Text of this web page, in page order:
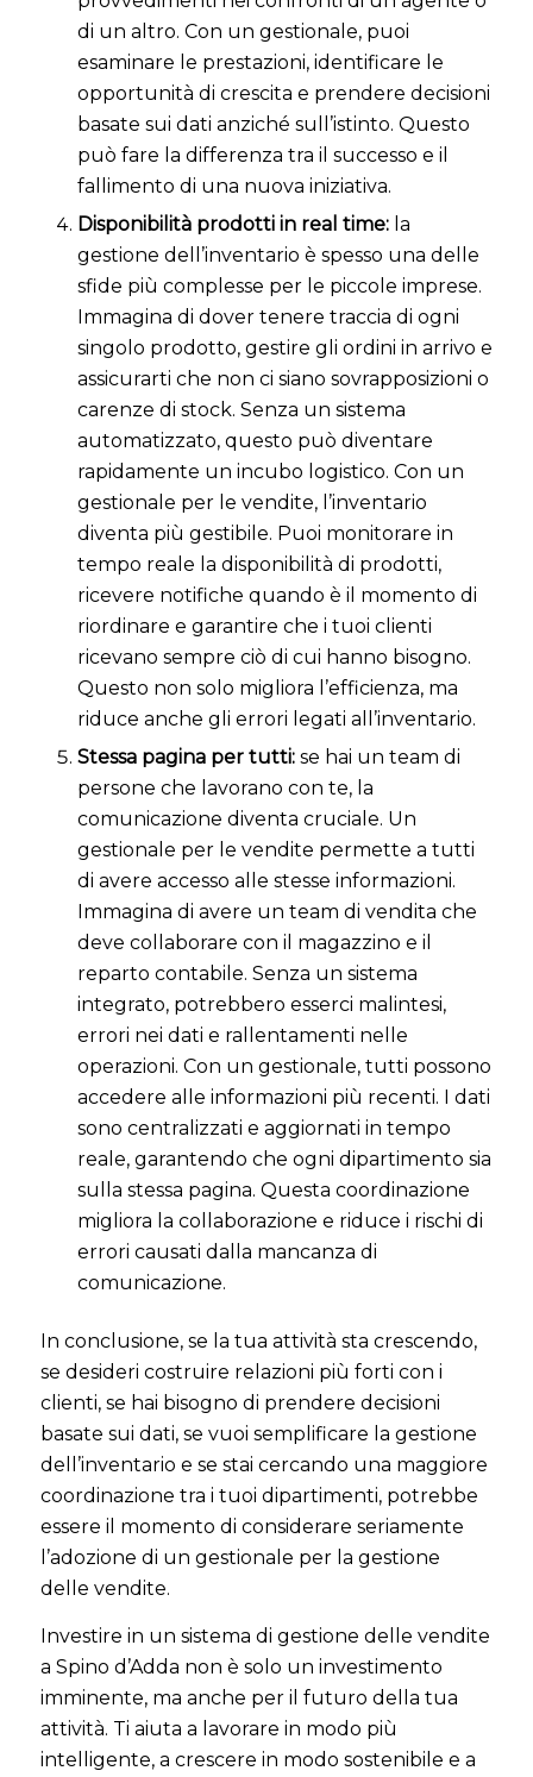
di un altro. Con un gestionale, puoi
esaminare le prestazioni, identificare le
opportunità di crescita e prendere decisioni
basate sui dati anziché sull’istinto. Questo
può fare la differenza tra il successo e il
fallimento di una nuova iniziativa.
Disponibilità prodotti in real time: la
gestione dell’inventario è spesso una delle
sfide più complesse per le piccole imprese.
Immagina di dover tenere traccia di ogni
singolo prodotto, gestire gli ordini in arrivo e
assicurarti che non ci siano sovrapposizioni o
carenze di stock. Senza un sistema
automatizzato, questo può diventare
rapidamente un incubo logistico. Con un
gestionale per le vendite, l’inventario
diventa più gestibile. Puoi monitorare in
tempo reale la disponibilità di prodotti,
ricevere notifiche quando è il momento di
riordinare e garantire che i tuoi clienti
ricevano sempre ciò di cui hanno bisogno.
Questo non solo migliora l’efficienza, ma
riduce anche gli errori legati all’inventario.
Stessa pagina per tutti: se hai un team di
persone che lavorano con te, la
comunicazione diventa cruciale. Un
gestionale per le vendite permette a tutti
di avere accesso alle stesse informazioni.
Immagina di avere un team di vendita che
deve collaborare con il magazzino e il
reparto contabile. Senza un sistema
integrato, potrebbero esserci malintesi,
errori nei dati e rallentamenti nelle
operazioni. Con un gestionale, tutti possono
accedere alle informazioni più recenti. I dati
sono centralizzati e aggiornati in tempo
reale, garantendo che ogni dipartimento sia
sulla stessa pagina. Questa coordinazione
migliora la collaborazione e riduce i rischi di
errori causati dalla mancanza di
comunicazione.
In conclusione, se la tua attività sta crescendo,
se desideri costruire relazioni più forti con i
clienti, se hai bisogno di prendere decisioni
basate sui dati, se vuoi semplificare la gestione
dell’inventario e se stai cercando una maggiore
coordinazione tra i tuoi dipartimenti, potrebbe
essere il momento di considerare seriamente
l’adozione di un gestionale per la gestione
delle vendite.
Investire in un sistema di gestione delle vendite
a Spino d’Adda non è solo un investimento
imminente, ma anche per il futuro della tua
attività. Ti aiuta a lavorare in modo più
intelligente, a crescere in modo sostenibile e a